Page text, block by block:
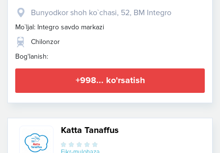
Bunyodkor shoh ko`chasi, 52, BM Integro
Mo`ljal: Integro savdo markazi
Chilonzor
Bog'lanish:
+998... ko'rsatish
Katta Tanaffus